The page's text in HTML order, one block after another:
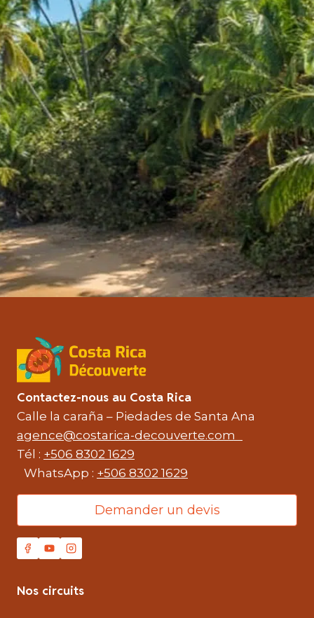
Contactez-nous au Costa Rica
Calle la caraña – Piedades de Santa Ana
agence@costarica-decouverte.com
Tél : +506 8302 1629
WhatsApp : +506 8302 1629
Demander un devis
Nos circuits